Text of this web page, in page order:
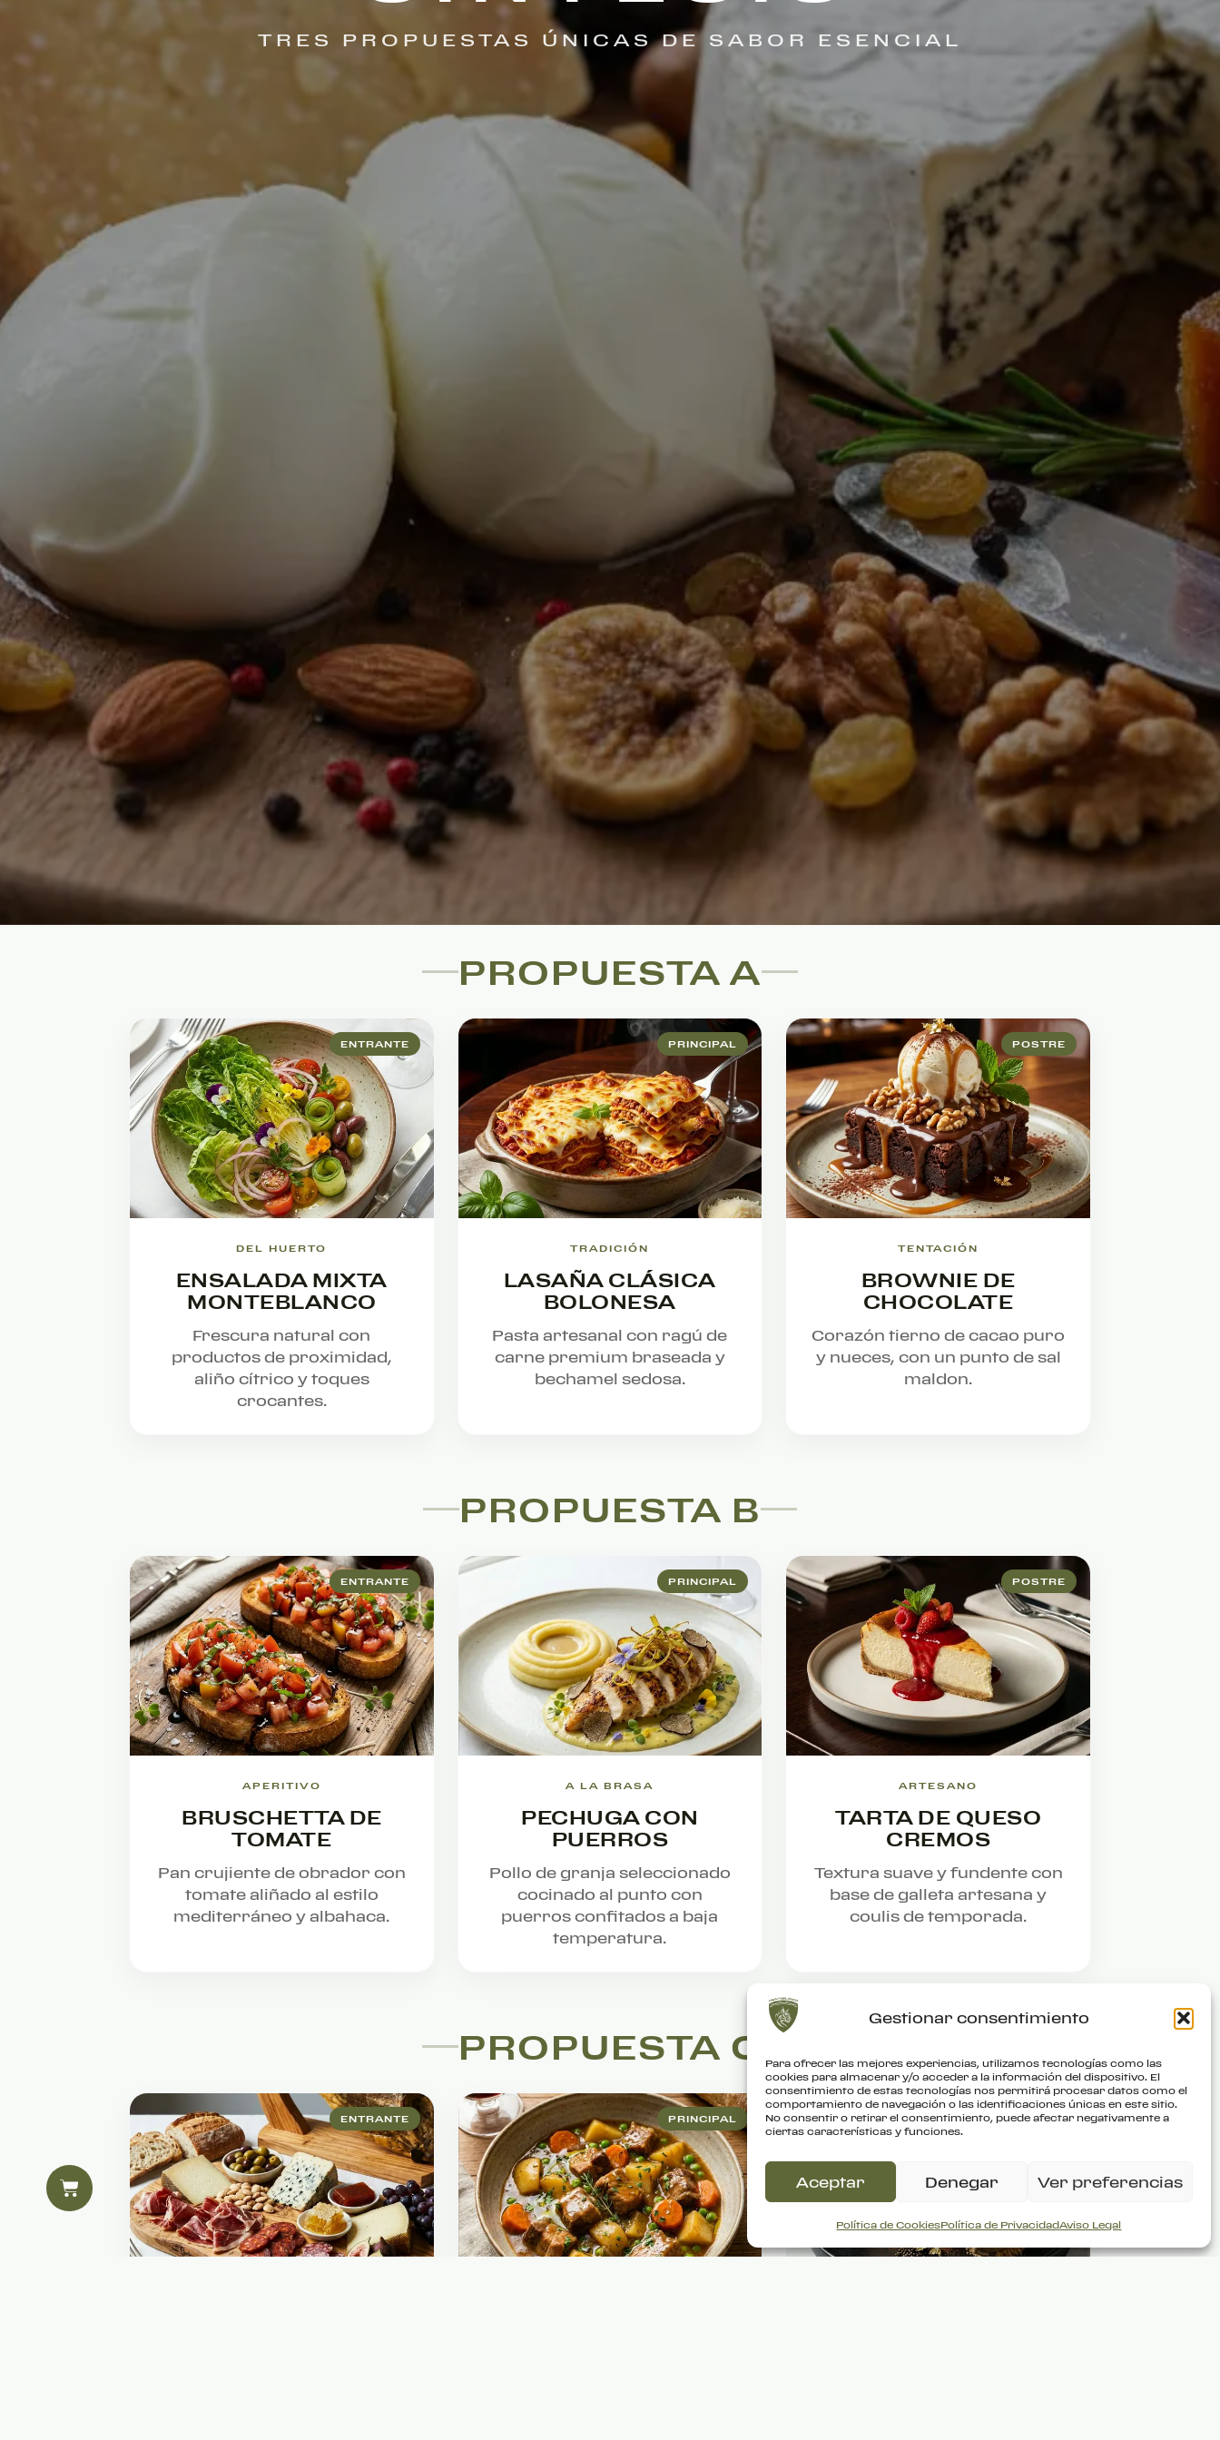
Gestionar consentimiento
Para ofrecer las mejores experiencias, utilizamos tecnologías como las
cookies para almacenar y/o acceder a la información del dispositivo. El
consentimiento de estas tecnologías nos permitirá procesar datos como el
comportamiento de navegación o las identificaciones únicas en este sitio.
No consentir o retirar el consentimiento, puede afectar negativamente a
ciertas características y funciones.
Aceptar Denegar Ver preferencias
Política de CookiesPolítica de PrivacidadAviso Legal
TRES PROPUESTAS ÚNICAS DE SABOR ESENCIAL
PROPUESTA A
ENTRANTE
DEL HUERTO
ENSALADA MIXTA
MONTEBLANCO
Frescura natural con
productos de proximidad,
aliño cítrico y toques
crocantes.
PRINCIPAL
TRADICIÓN
LASAÑA CLÁSICA
BOLONESA
Pasta artesanal con ragú de
carne premium braseada y
bechamel sedosa.
POSTRE
TENTACIÓN
BROWNIE DE
CHOCOLATE
Corazón tierno de cacao puro
y nueces, con un punto de sal
maldon.
PROPUESTA B
ENTRANTE
APERITIVO
BRUSCHETTA DE
TOMATE
Pan crujiente de obrador con
tomate aliñado al estilo
mediterráneo y albahaca.
PRINCIPAL
A LA BRASA
PECHUGA CON
PUERROS
Pollo de granja seleccionado
cocinado al punto con
puerros confitados a baja
temperatura.
POSTRE
ARTESANO
TARTA DE QUESO
CREMOS
Textura suave y fundente con
base de galleta artesana y
coulis de temporada.
PROPUESTA C
ENTRANTE PRINCIPAL POSTRE